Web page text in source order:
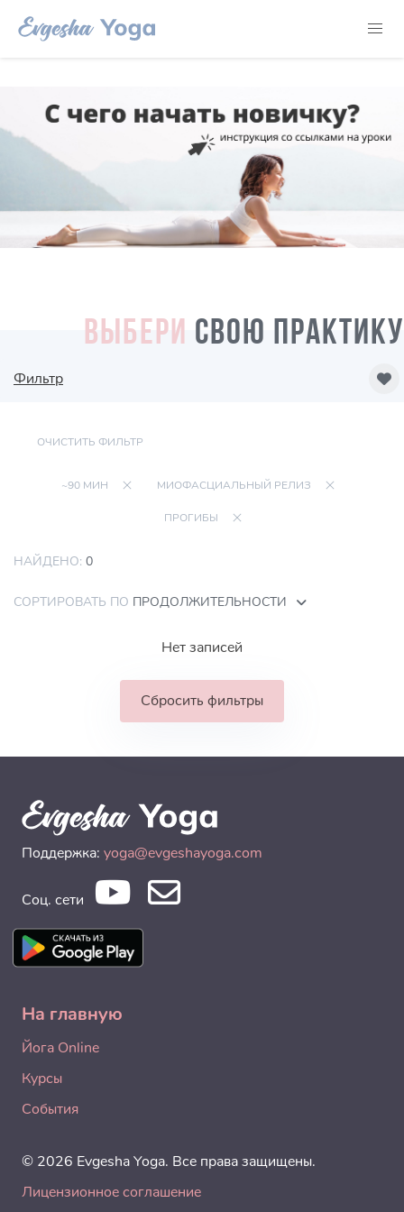
ВЫБЕРИ СВОЮ ПРАКТИКУ
Фильтр
ОЧИСТИТЬ ФИЛЬТР
~90 МИН МИОФАСЦИАЛЬНЫЙ РЕЛИЗ
ПРОГИБЫ
НАЙДЕНО: 0
СОРТИРОВАТЬ ПО ПРОДОЛЖИТЕЛЬНОСТИ
Нет записей
Сбросить фильтры
Поддержка: yoga@evgeshayoga.com
Соц. сети
На главную
Йога Online
Курсы
События
© 2026 Evgesha Yoga. Все права защищены.
Лицензионное соглашение